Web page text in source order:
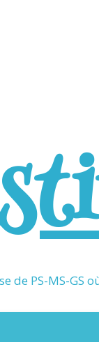
de PS-MS-